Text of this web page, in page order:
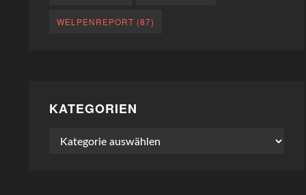
WELPENREPORT (87)
KATEGORIEN
Kategorien